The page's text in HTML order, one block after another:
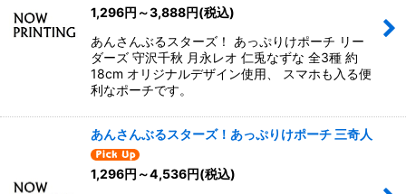
1,296円 ～3,888円(税込)
あんさんぶるスターズ！ あっぷりけポーチ リー
ダーズ 守沢千秋 月永レオ 仁兎なずな 全3種 約
18cm オリジナルデザイン使用、 スマホも入る便
利なポーチです。
あんさんぶるスターズ！あっぷりけポーチ 三奇人
1,296円 ～4,536円(税込)